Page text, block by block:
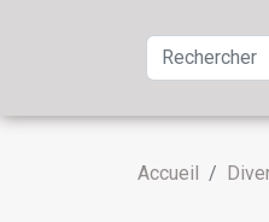
Accueil